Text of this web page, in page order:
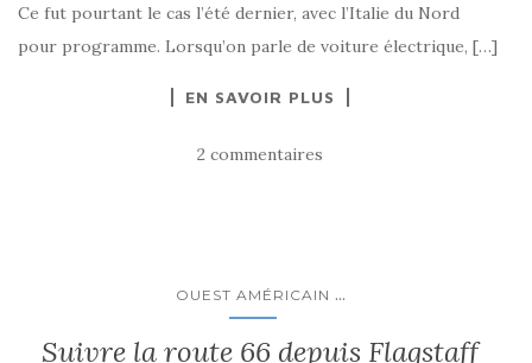
Ce fut pourtant le cas l’été dernier, avec l’Italie du Nord
pour programme. Lorsqu’on parle de voiture électrique, […]
EN SAVOIR PLUS
2 commentaires
OUEST AMÉRICAIN ...
Suivre la route 66 depuis Flagstaff